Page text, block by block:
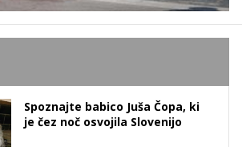
Spoznajte babico Juša Čopa, ki
je čez noč osvojila Slovenijo